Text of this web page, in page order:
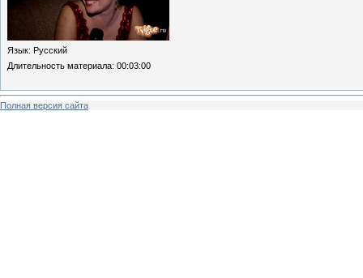
Язык: Русский
Длительность материала: 00:03:00
Полная версия сайта